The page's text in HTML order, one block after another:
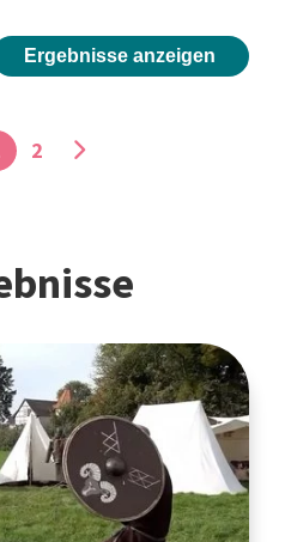
Ergebnisse anzeigen
2